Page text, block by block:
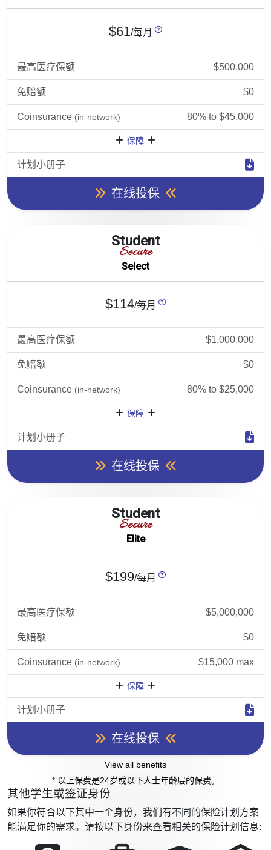
$61/每月
最高医疗保额 $500,000
免赔额 $0
Coinsurance (in-network) 80% to $45,000
保障
计划小册子
在线投保
Student
Secure
Select
$114/每月
最高医疗保额 $1,000,000
免赔额 $0
Coinsurance (in-network) 80% to $25,000
保障
计划小册子
在线投保
Student
Secure
Elite
$199/每月
最高医疗保额 $5,000,000
免赔额 $0
Coinsurance (in-network) $15,000 max
保障
计划小册子
在线投保
View all benefits
* 以上保费是24岁或以下人士年龄层的保费。
其他学生或签证身份
如果你符合以下其中一个身份，我们有不同的保险计划方案
能满足你的需求。请按以下身份来查看相关的保险计划信息: